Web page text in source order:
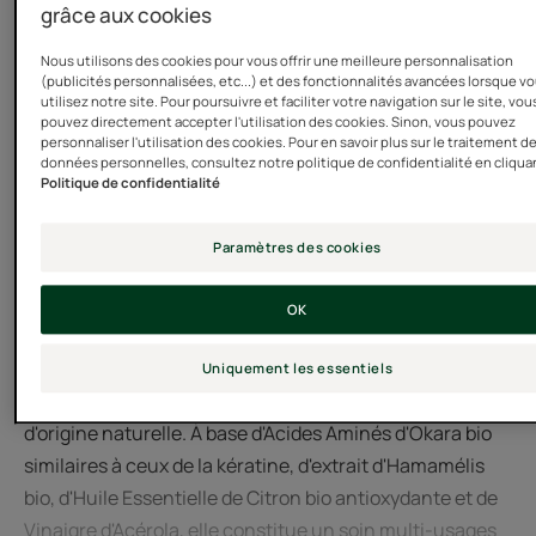
Besoin
Protection couleur - brillance - coiffant/styling -
protection chaleur - eclat couleur
protège et redonne de la brillance aux cheveux colorés
ou méchés. Issue d'une technologie brevetée***
réparatrice et anti-porosité, sa formule s'appuie sur une
d'origine naturelle. À base d'Acides Aminés d'Okara bio
similaires à ceux de la kératine, d'extrait d'Hamamélis
bio, d'Huile Essentielle de Citron bio antioxydante et de
Vinaigre d'Acérola, elle constitue un soin multi-usages
grâce aux cookies
Nous utilisons des cookies pour vous offrir une meilleure personnalisation
(publicités personnalisées, etc...) et des fonctionnalités avancées lorsque
utilisez notre site. Pour poursuivre et faciliter votre navigation sur le site,
pouvez directement accepter l'utilisation des cookies. Sinon, vous pouvez
personnaliser l'utilisation des cookies. Pour en savoir plus sur le traitement
données personnelles, consultez notre politique de confidentialité en
Politique de confidentialité
Paramètres des cookies
Uniquement les essentiels
OK